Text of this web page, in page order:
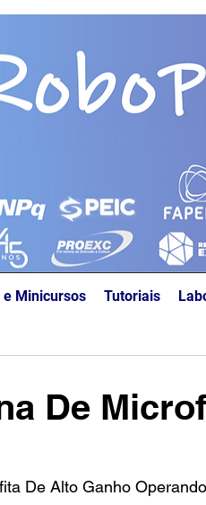
e Minicursos Tutoriais
De
De Alto Ganho